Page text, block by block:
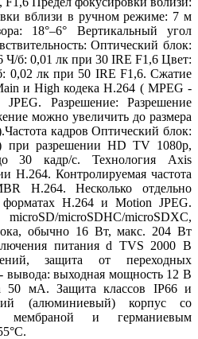
вблизи в ручном режиме: 7 м
18°–6° Вертикальный угол
Оптический блок:
Ч/б: 0,01 лк при 30 IRE F1,6 Цвет:
0,02 лк при 50 IRE F1,6. Сжатие
и High кодека H.264 ( MPEG -
Разрешение: Разрешение
можно увеличить до размера
кадров Оптический блок:
при разрешении HD TV 1080p,
30 кадр/с. Технология Axis
H.264. Контролируемая частота
H.264. Несколько отдельно
H.264 и Motion JPEG.
microSD/microSDHC/microSDXC,
обычно 16 Вт, макс. 204 Вт
питания d TVS 2000 В
защита от переходных
вывода: выходная мощность 12 В
50 мA. Защита классов IP66 и
(алюминиевый) корпус со
мембраной и германиевым
C.